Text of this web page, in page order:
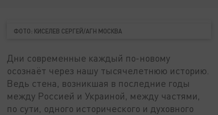
ФОТО: КИСЕЛЕВ СЕРГЕЙ/АГН МОСКВА
Дни современные каждый по-новому
осознаёт через нашу тысячелетнюю историю.
Ведь стена, возникшая в последние годы
между Россией и Украиной, между частями,
по сути, одного исторического и духовного